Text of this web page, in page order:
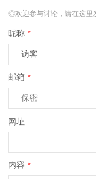
◎欢迎参与讨论，请在这里
昵称 *
邮箱 *
网址
内容 *